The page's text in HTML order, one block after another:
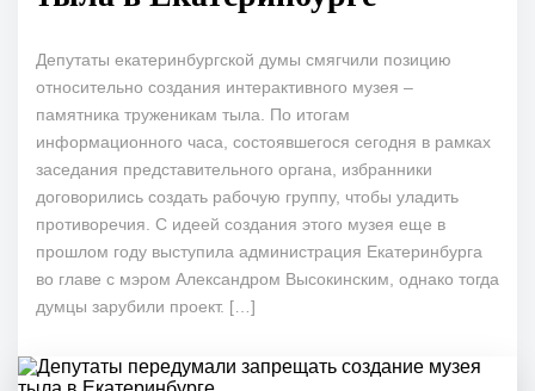
Депутаты екатеринбургской думы смягчили позицию
относительно создания интерактивного музея –
памятника труженикам тыла. По итогам
информационного часа, состоявшегося сегодня в рамках
заседания представительного органа, избранники
договорились создать рабочую группу, чтобы уладить
противоречия. С идеей создания этого музея еще в
прошлом году выступила администрация Екатеринбурга
во главе с мэром Александром Высокинским, однако тогда
думцы зарубили проект. […]